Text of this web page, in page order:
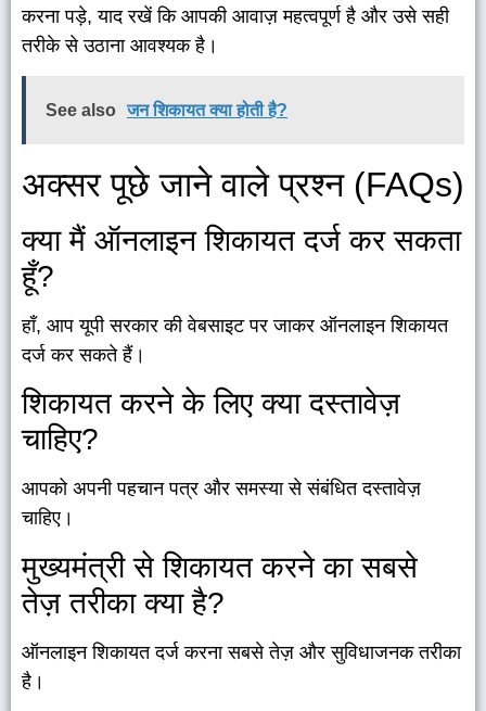
करना पड़े, याद रखें कि आपकी आवाज़ महत्वपूर्ण है और उसे सही
तरीके से उठाना आवश्यक है।
See also जन शिकायत क्या होती है?
अक्सर पूछे जाने वाले प्रश्न (FAQs)
क्या मैं ऑनलाइन शिकायत दर्ज कर सकता
हूँ?
हाँ, आप यूपी सरकार की वेबसाइट पर जाकर ऑनलाइन शिकायत
दर्ज कर सकते हैं।
शिकायत करने के लिए क्या दस्तावेज़
चाहिए?
आपको अपनी पहचान पत्र और समस्या से संबंधित दस्तावेज़
चाहिए।
मुख्यमंत्री से शिकायत करने का सबसे
तेज़ तरीका क्या है?
ऑनलाइन शिकायत दर्ज करना सबसे तेज़ और सुविधाजनक तरीका
है।